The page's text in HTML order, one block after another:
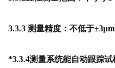
3.3.3 测量精度：不低于±3μm
*3.3.4测量系统能自动跟踪试